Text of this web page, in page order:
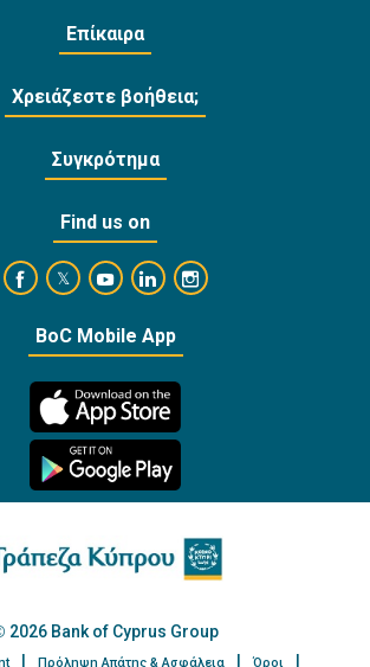
Επίκαιρα
Χρειάζεστε βοήθεια;
Συγκρότημα
Find us on
https://www.facebook.com/
https://twitter.com/bankofcyprus_
https://www.youtube.com/user/
https://www.linkedin.com/
https://
BoC Mobile App
2026 Bank of Cyprus Group
Πρόληψη Απάτης & Ασφάλεια Όροι